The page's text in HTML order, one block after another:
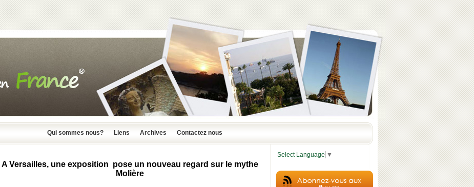
Qui sommes nous? Liens Archives Contactez nous
A Versailles, une exposition pose un nouveau regard sur le mythe
Molière
Select Language ▼